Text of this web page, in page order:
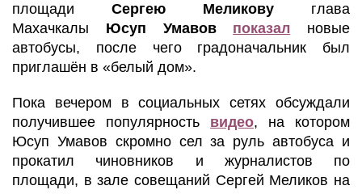
площади Сергею Меликову глава
Махачкалы Юсуп Умавов показал новые
автобусы, после чего градоначальник был
приглашён в «белый дом».
Пока вечером в социальных сетях обсуждали
получившее популярность видео, на котором
Юсуп Умавов скромно сел за руль автобуса и
прокатил чиновников и журналистов по
площади, в зале совещаний Сергей Меликов на